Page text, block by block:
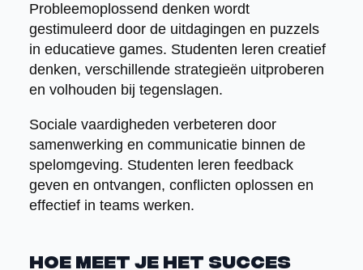
Probleemoplossend denken wordt
gestimuleerd door de uitdagingen en puzzels
in educatieve games. Studenten leren creatief
denken, verschillende strategieën uitproberen
en volhouden bij tegenslagen.
Sociale vaardigheden verbeteren door
samenwerking en communicatie binnen de
spelomgeving. Studenten leren feedback
geven en ontvangen, conflicten oplossen en
effectief in teams werken.
Hoe meet je het succes